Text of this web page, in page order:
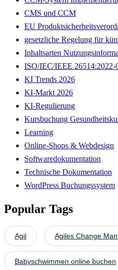
CMS und CCM
EU
gesetzliche Regelung für
Inhaltsarten
ISO/IEC/IEEE 26514:2022-
KI Trends 2026
KI-Markt 2026
KI-Regulierung
Kursbuchung
Learning
Online-Shops & Webdesign
Softwaredokumentation
Technische Dokumentation
WordPress Buchungssystem
Popular Tags
Agil Agiles Change
Babyschwimmen online buchen